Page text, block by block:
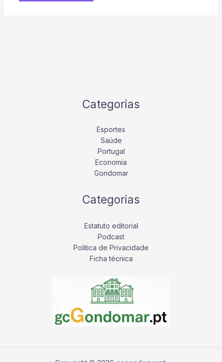
Categorias
Esportes
Saúde
Portugal
Economia
Gondomar
Categorias
Estatuto editorial
Podcast
Politica de Privacidade
Ficha técnica